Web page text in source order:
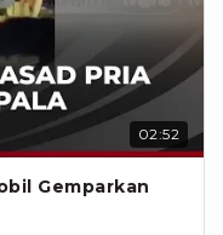
02:52
Gemparkan